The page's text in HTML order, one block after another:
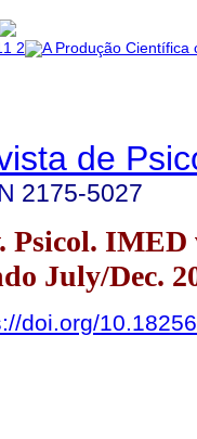
de
2175-5027
Psicol. IMED
July/Dec.
doi.org/